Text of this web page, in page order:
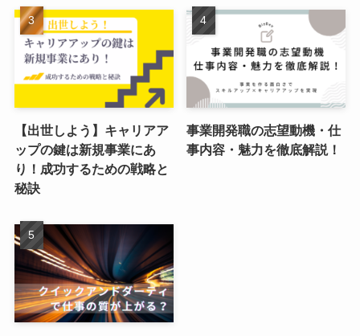
【出世しよう】キャリアア
ップの鍵は新規事業にあ
り！成功するための戦略と
秘訣
事業開発職の志望動機・仕
事内容・魅力を徹底解説！